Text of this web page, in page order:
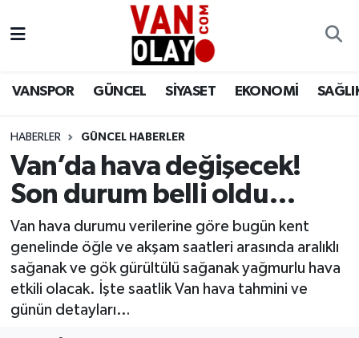
VANSPOR GÜNCEL SİYASET EKONOMİ
HABERLER GÜNCEL HABERLER
Van’da hava değişecek!
Son durum belli oldu…
Van hava durumu verilerine göre bugün kent
genelinde öğle ve akşam saatleri arasında aralıklı
sağanak ve gök gürültülü sağanak yağmurlu hava
etkili olacak. İşte saatlik Van hava tahmini ve
günün detayları…
Siyaset
Ekonomi
Sağlık
Eğitim
Bilim & Teknoloji
Van Nöbetçi Eczaneler
Van Namaz Vakitleri
Van Trafik Yoğunluk Haritası
Süper Lig Puan Durumu ve Fikstür
Tüm Manşetler
Son Dakika Haberleri